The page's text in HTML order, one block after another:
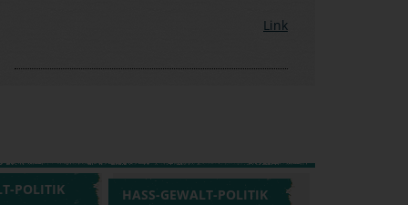
Link
POLITIK HASS-GEWALT-POLITIK